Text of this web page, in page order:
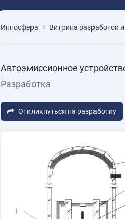
Инносфера Витрина разработок
Автоэмиссионное
Разработка
Откликнуться на разработку